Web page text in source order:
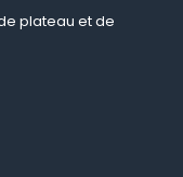
plateau et de